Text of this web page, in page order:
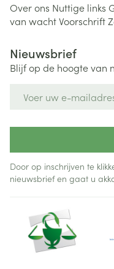
Over ons Nuttige links
van wachtVoorschrift
Nieuwsbrief
Blijf op de hoogte van
Door op inschrijven te
nieuwsbrief en gaat u